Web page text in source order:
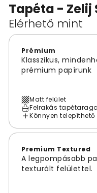
Tapéta - Zelij
Elérhető mint
Prémium
Klasszikus,
prémium papírunk
Matt felület
Felrakás
Könnyen telepíthető
Premium Textured
A legpompásabb
texturált felülettel.